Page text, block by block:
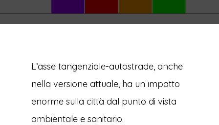
L’asse tangenziale-autostrade, anche
nella versione attuale, ha un impatto
enorme sulla città dal punto di vista
ambientale e sanitario.